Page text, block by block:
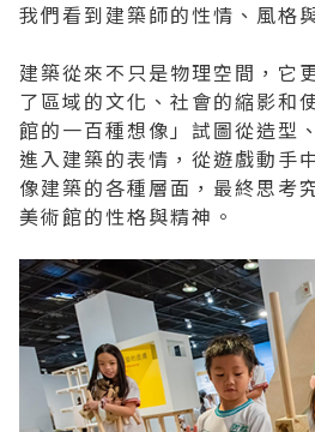
我們看到建築師的性情、風格
建築從來不只是物理空間，它
了區域的文化、社會的縮影和
館的一百種想像」試圖從造型
進入建築的表情，從遊戲動手
像建築的各種層面，最終思考
美術館的性格與精神。